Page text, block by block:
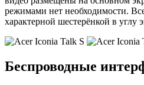
режимами нет необходимости.
характерной шестерёнкой в углу
Беспроводные